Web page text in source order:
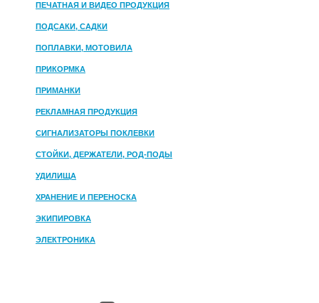
ПЕЧАТНАЯ И ВИДЕО ПРОДУКЦИЯ
ПОДСАКИ, САДКИ
ПОПЛАВКИ, МОТОВИЛА
ПРИКОРМКА
ПРИМАНКИ
РЕКЛАМНАЯ ПРОДУКЦИЯ
СИГНАЛИЗАТОРЫ ПОКЛЕВКИ
СТОЙКИ, ДЕРЖАТЕЛИ, РОД-ПОДЫ
УДИЛИЩА
ХРАНЕНИЕ И ПЕРЕНОСКА
ЭКИПИРОВКА
ЭЛЕКТРОНИКА